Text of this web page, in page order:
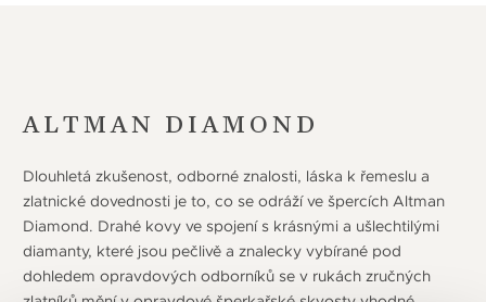
ALTMAN DIAMOND
Dlouhletá zkušenost, odborné znalosti, láska k řemeslu a
zlatnické dovednosti je to, co se odráží ve špercích Altman
Diamond. Drahé kovy ve spojení s krásnými a ušlechtilými
diamanty, které jsou pečlivě a znalecky vybírané pod
dohledem opravdových odborníků se v rukách zručných